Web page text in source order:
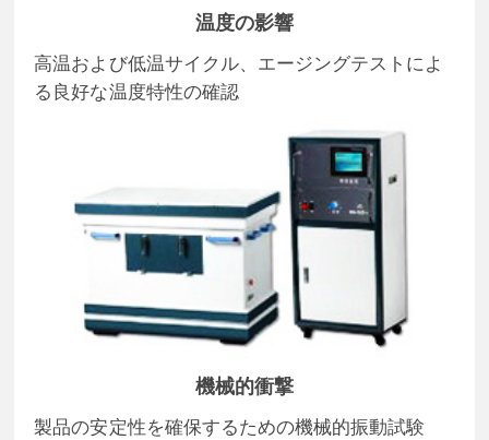
温度の影響
高温および低温サイクル、エージングテストによ
る良好な温度特性の確認
機械的衝撃
製品の安定性を確保するための機械的振動試験